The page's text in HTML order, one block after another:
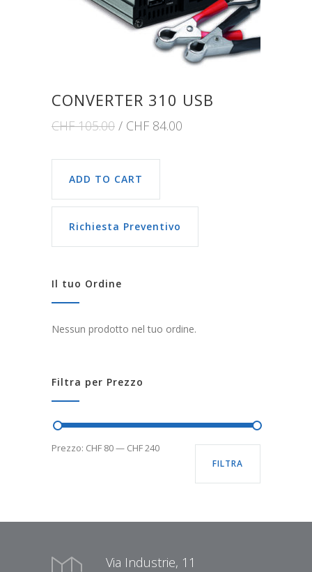
CONVERTER 310 USB
CHF105.00 CHF 84.00
ADD TO CART
Richiesta Preventivo
Il tuo Ordine
Nessun prodotto nel tuo ordine.
Filtra per Prezzo
FILTRA
Prezzo: CHF 80— CHF 240
Via Industrie, 11